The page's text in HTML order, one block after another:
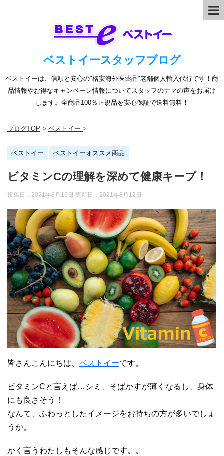
ベストイースタッフブログ
ベストイーは、信頼と安心の"格安海外医薬品"老舗個人輸入代行です！商
品情報やお得なキャンペーン情報についてスタッフのナマの声をお届け
します。全商品100％正規品を安心保証で送料無料！
ブログTOP > ベストイー >
ベストイー ベストイーオススメ商品
ビタミンCの理解を深めて健康キープ！
投稿日：2021年8月13日 更新日： 2021年8月12日
皆さんこんにちは、 ベストイーです。
ビタミンCと言えば…シミ、そばかすが薄くなるし、身体
にも良さそう！
なんて、ふわっとしたイメージをお持ちの方が多いでしょ
うか。
かく言うわたしもそんな感じです。。